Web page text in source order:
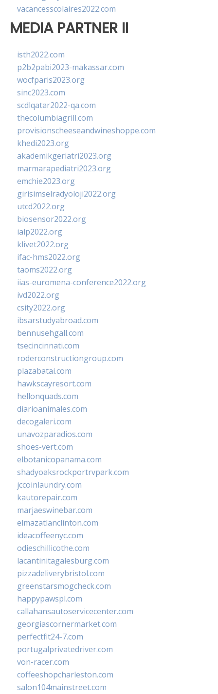
vacancesscolaires2022.com
MEDIA PARTNER II
isth2022.com
p2b2pabi2023-makassar.com
wocfparis2023.org
sinc2023.com
scdlqatar2022-qa.com
thecolumbiagrill.com
provisionscheeseandwineshoppe.com
khedi2023.org
akademikgeriatri2023.org
marmarapediatri2023.org
emchie2023.org
girisimselradyoloji2022.org
utcd2022.org
biosensor2022.org
ialp2022.org
klivet2022.org
ifac-hms2022.org
taoms2022.org
iias-euromena-conference2022.org
ivd2022.org
csity2022.org
ibsarstudyabroad.com
bennusehgall.com
tsecincinnati.com
roderconstructiongroup.com
plazabatai.com
hawkscayresort.com
hellonquads.com
diarioanimales.com
decogaleri.com
unavozparadios.com
shoes-vert.com
elbotanicopanama.com
shadyoaksrockportrvpark.com
jccoinlaundry.com
kautorepair.com
marjaeswinebar.com
elmazatlanclinton.com
ideacoffeenyc.com
odieschillicothe.com
lacantinitagalesburg.com
pizzadeliverybristol.com
greenstarsmogcheck.com
happypawspl.com
callahansautoservicecenter.com
georgiascornermarket.com
perfectfit24-7.com
portugalprivatedriver.com
von-racer.com
coffeeshopcharleston.com
salon104mainstreet.com